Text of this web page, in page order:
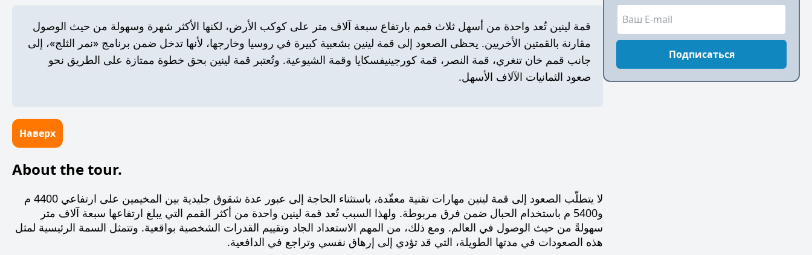
قمة لينين تُعد واحدة من أسهل ثلاث قمم بارتفاع سبعة آلاف متر على كوكب الأرض، لكنها الأكثر شهرة وسهولة من حيث الوصول
مقارنة بالقمتين الأخريين. يحظى الصعود إلى قمة لينين بشعبية كبيرة في روسيا وخارجها، لأنها تدخل ضمن برنامج «نمر الثلج»، إلى
جانب قمم خان تنغري، قمة النصر، قمة كورجينيفسكايا وقمة الشيوعية. وتُعتبر قمة لينين بحق خطوة ممتازة على الطريق نحو
صعود الثمانيات الآلاف الأسهل.
Наверх
About the tour.
لا يتطلّب الصعود إلى قمة لينين مهارات تقنية معقّدة، باستثناء الحاجة إلى عبور عدة شقوق جليدية بين المخيمين على ارتفاعي 4400 م
و5400 م باستخدام الحبال ضمن فرق مربوطة. ولهذا السبب تُعد قمة لينين واحدة من أكثر القمم التي يبلغ ارتفاعها سبعة آلاف متر
سهولةً من حيث الوصول في العالم. ومع ذلك، من المهم الاستعداد الجاد وتقييم القدرات الشخصية بواقعية. وتتمثل السمة الرئيسية لمثل
هذه الصعودات في مدتها الطويلة، التي قد تؤدي إلى إرهاق نفسي وتراجع في الدافعية.
Подписаться